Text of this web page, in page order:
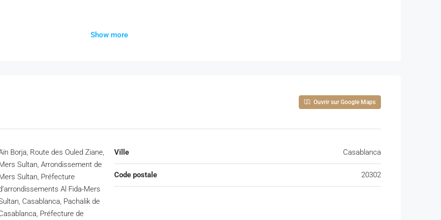
proche des commerces, transports, écoles et principales commodités. Une belle opportunité pour habiter ou
merci de nous contacter.
Show more
Ouvrir sur Google Maps
Borja, Route des Ouled Ziane,
Sultan, Arrondissement de
Sultan, Préfecture
Al Fida-Mers
Casablanca, Pachalik de
Préfecture de
Ville Casablanca
Code postale 20302